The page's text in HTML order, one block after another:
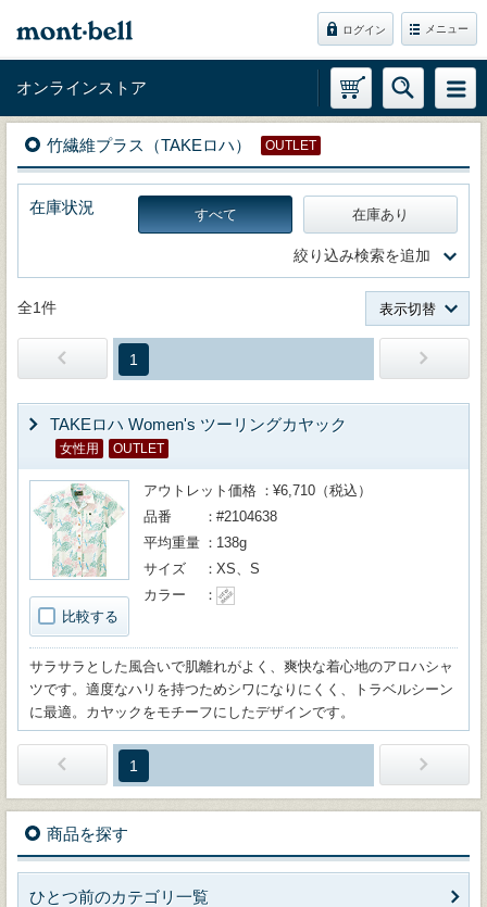
ログイン メニュー
オンラインストア
竹繊維プラス（TAKEロハ） OUTLET
在庫状況 すべて 在庫あり
絞り込み検索を追加
全1件 表示切替
1
TAKEロハ Women's ツーリングカヤック
女性用 OUTLET
比較する
アウトレット価格
¥6,710（税込）
品番
#2104638
平均重量
138g
サイズ
XS、S
カラー
サラサラとした風合いで肌離れがよく、爽快な着心地のアロハシャ
ツです。適度なハリを持つためシワになりにくく、トラベルシーン
に最適。カヤックをモチーフにしたデザインです。
1
商品を探す
ひとつ前のカテゴリ一覧